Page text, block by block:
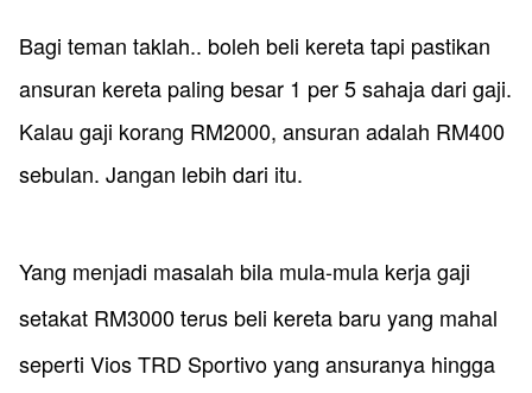
Bagi teman taklah.. boleh beli kereta tapi pastikan
ansuran kereta paling besar 1 per 5 sahaja dari gaji.
Kalau gaji korang RM2000, ansuran adalah RM400
sebulan. Jangan lebih dari itu.
​Yang menjadi masalah bila mula-mula kerja gaji
setakat RM3000 terus beli kereta baru yang mahal
seperti Vios TRD Sportivo yang ansuranya hingga